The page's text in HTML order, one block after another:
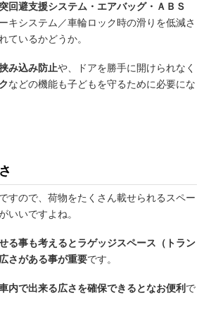
回避支援システム・エアバッグ・ＡＢＳ
キシステム／車輪ロック時の滑りを低減さ
ているかどうか。
み込み防止や、ドアを勝手に開けられなく
などの機能も子どもを守るために必要にな
すので、荷物をたくさん載せられるスペー
いいですよね。
る事も考えるとラゲッジスペース（トラン
さがある事が重要です。
内で出来る広さを確保できるとなお便利 で